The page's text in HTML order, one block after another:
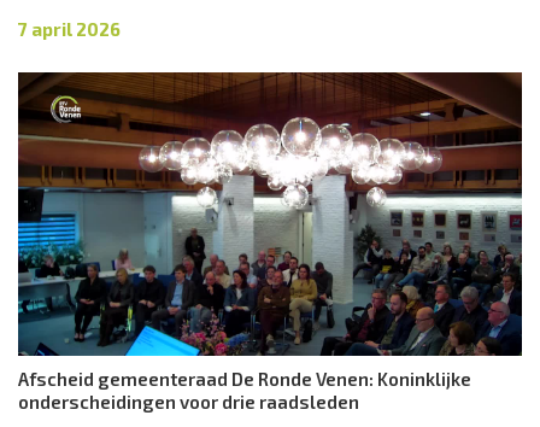
7 april 2026
Afscheid gemeenteraad De Ronde Venen: Koninklijke
onderscheidingen voor drie raadsleden